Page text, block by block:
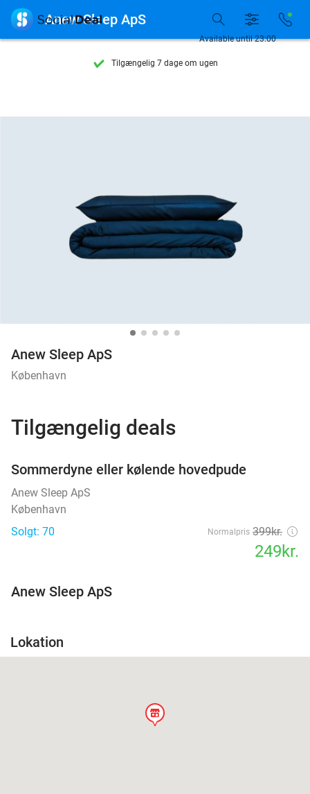
Se flere end 15.000 deals
Tilgængelig 7 dage om ugen
9,4 baseret på205.791 anmeldelser
10+ millioner medlemmer
Available until 23:00
 Anew Sleep ApS
Anew Sleep ApS
København
Tilgængelig deals
Sommerdyne eller kølende hovedpude
Anew Sleep ApS
København
Solgt: 70
Normalpris 399kr.
249kr.
Anew Sleep ApS
Lokation
store